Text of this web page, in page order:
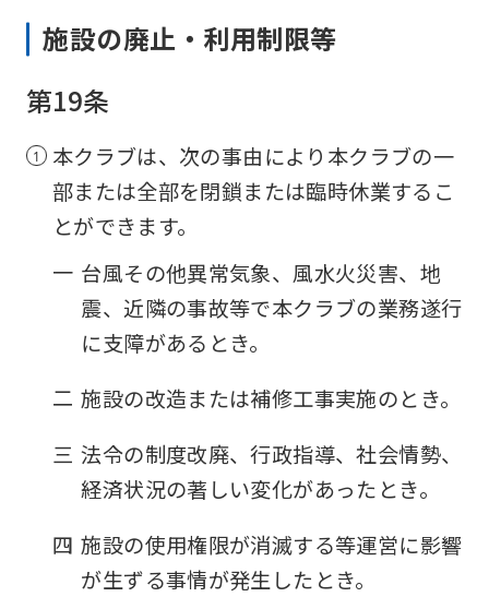
施設の廃止・利用制限等
第19条
本クラブは、次の事由により本クラブの一
部または全部を閉鎖または臨時休業するこ
とができます。
一 台風その他異常気象、風水火災害、地
震、近隣の事故等で本クラブの業務遂行
に支障があるとき。
二 施設の改造または補修工事実施のとき。
三 法令の制度改廃、行政指導、社会情勢、
経済状況の著しい変化があったとき。
四 施設の使用権限が消滅する等運営に影響
が生ずる事情が発生したとき。